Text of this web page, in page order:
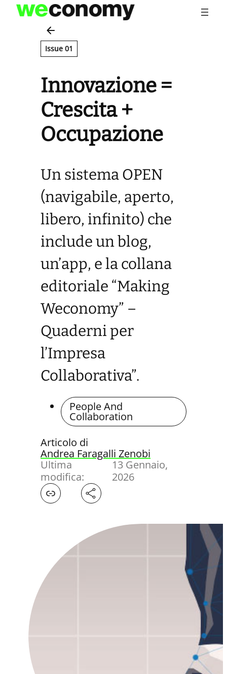
Vai
contenuto
Issue 01
Innovazione =
Crescita +
Occupazione
Un sistema OPEN
(navigabile, aperto,
libero, infinito) che
include un blog,
un’app, e la collana
editoriale “Making
Weconomy” –
Quaderni per
l’Impresa
Collaborativa”.
People And
Collaboration
Articolo di
Andrea Faragalli Zenobi
Ultima
modifica:
13 Gennaio,
2026